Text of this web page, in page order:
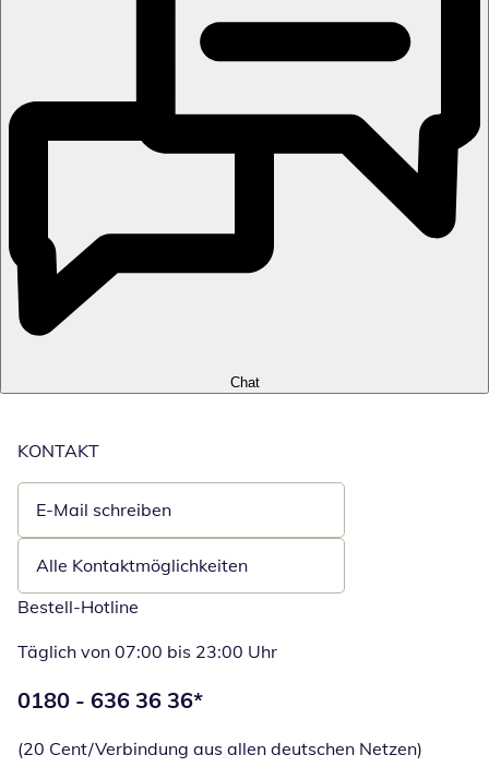
Chat
KONTAKT
E-Mail schreiben
Öffnet E-Mail-Client
Alle Kontaktmöglichkeiten
Bestell-Hotline
Täglich von 07:00 bis 23:00 Uhr
Telefonnummer:
0180 - 636 36 36*
(20 Cent/Verbindung aus allen deutschen Netzen)